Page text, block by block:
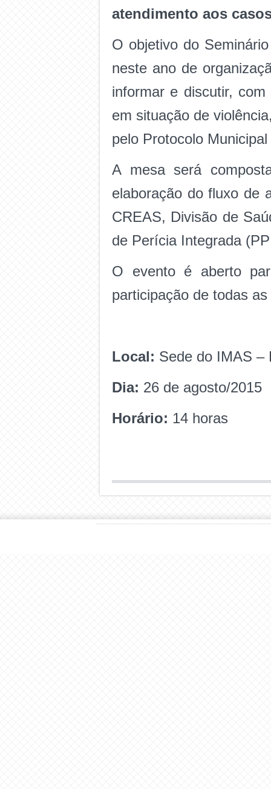
atendimento aos
O objetivo do
neste ano de
informar e discutir,
em situação de
pelo Protocolo
A mesa será
elaboração do fluxo de
CREAS, Divisão de
de Perícia Integrada
O evento é aberto
participação de todas
Local: Sede do IMAS –
Dia: 26 de agosto/2015
Horário: 14 horas